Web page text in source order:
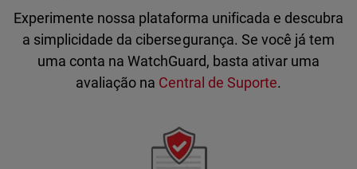
Experimente nossa plataforma unificada e descubra
a simplicidade da cibersegurança. Se você já tem
uma conta na WatchGuard, basta ativar uma
avaliação na Central de Suporte.